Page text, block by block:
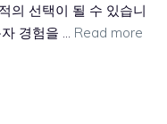
의 선택이 될 수 있습니
경험을 … Read more